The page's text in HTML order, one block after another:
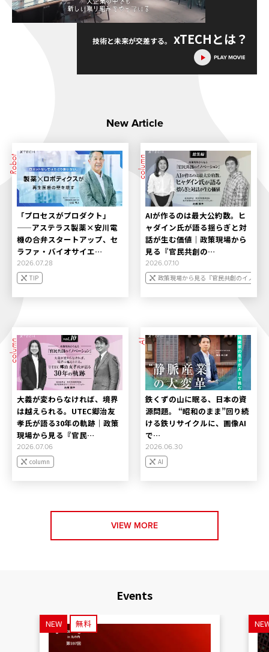
技術と未来が交差する。 xTECHとは？
New Article
Robot
「プロセスがプロダクト」
——アステラス製薬×安川電
機の合弁スタートアップ、セ
ラファ・バイオサイエ…
2026.07.28
TIP
column
AIが作るのは最大公約数。ヒ
ャダイン氏が語る揺らぎと対
話が生む価値｜政策現場から
見る『官民共創の…
2026.07.10
政策現場から見る『官民共創のイノベー
column
大義が変わらなければ、境界
は越えられる。UTEC郷治友
孝氏が語る30年の軌跡｜政策
現場から見る『官民…
2026.07.06
column
AI
鉄くずの山に眠る、日本の資
源問題。 “昭和のまま”回り続
ける鉄リサイクルに、画像AI
で…
2026.06.30
AI
VIEW MORE
Events
NEW 無料